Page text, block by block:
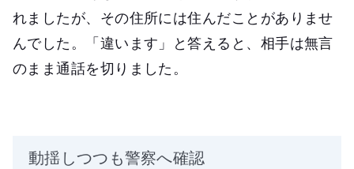
れましたが、その住所には住んだことがありませ
んでした。「違います」と答えると、相手は無言
のまま通話を切りました。
動揺しつつも警察へ確認